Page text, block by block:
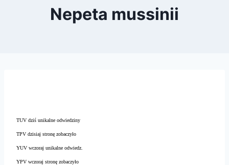
Nepeta mussinii
TUV dziś unikalne odwiedziny
TPV dzisiaj stronę zobaczyło
YUV wczoraj unikalne odwiedz.
YPV wczoraj stronę zobaczyło